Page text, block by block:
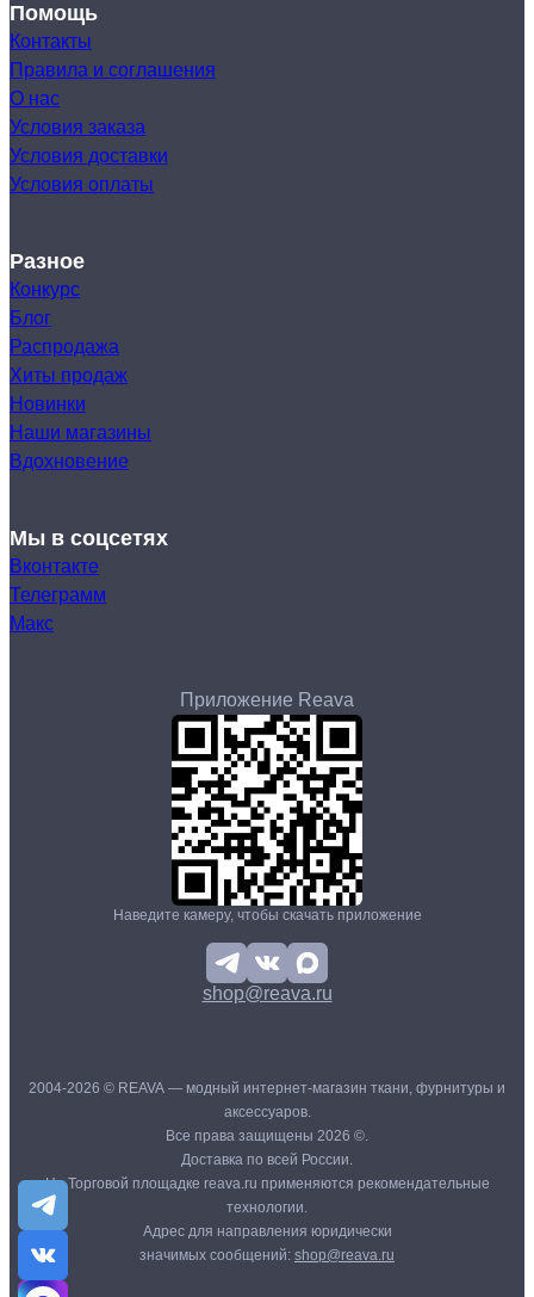
Помощь
Контакты
Правила и соглашения
О нас
Условия заказа
Условия доставки
Условия оплаты
Разное
Конкурс
Блог
Распродажа
Хиты продаж
Новинки
Наши магазины
Вдохновение
Мы в соцсетях
Вконтакте
Телеграмм
Макс
Приложение Reava
Наведите камеру, чтобы скачать приложение
shop@reava.ru
2004-2026 © REAVA — модный интернет-магазин ткани, фурнитуры и
аксессуаров.
Все права защищены 2026 ©.
Доставка по всей России.
На Торговой площадке reava.ru применяются рекомендательные
технологии.
Адрес для направления юридически
значимых сообщений: shop@reava.ru